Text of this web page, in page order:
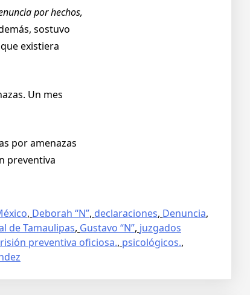
por hechos,
sostuvo
existiera
Un mes
por amenazas
preventiva
, Deborah “N”, declaraciones, Denuncia,
de Tamaulipas, Gustavo “N”, juzgados
preventiva oficiosa., psicológicos.,